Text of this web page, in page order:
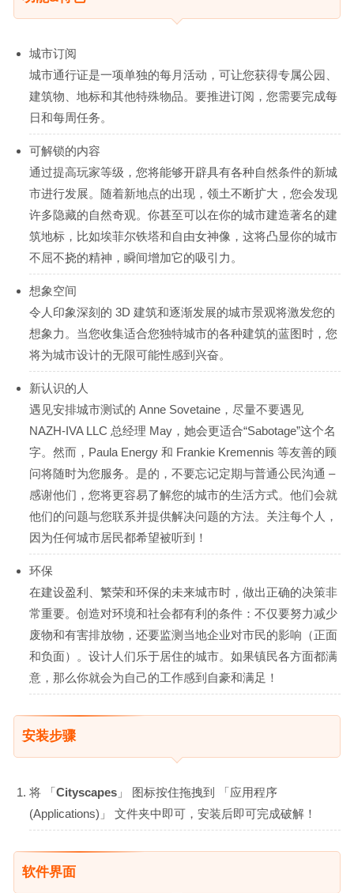
城市订阅
城市通行证是一项单独的每月活动，可让您获得专属公园、
建筑物、地标和其他特殊物品。要推进订阅，您需要完成每
日和每周任务。
可解锁的内容
通过提高玩家等级，您将能够开辟具有各种自然条件的新城
市进行发展。随着新地点的出现，领土不断扩大，您会发现
许多隐藏的自然奇观。你甚至可以在你的城市建造著名的建
筑地标，比如埃菲尔铁塔和自由女神像，这将凸显你的城市
不屈不挠的精神，瞬间增加它的吸引力。
想象空间
令人印象深刻的 3D 建筑和逐渐发展的城市景观将激发您的
想象力。当您收集适合您独特城市的各种建筑的蓝图时，您
将为城市设计的无限可能性感到兴奋。
新认识的人
遇见安排城市测试的 Anne Sovetaine，尽量不要遇见
NAZH-IVA LLC 总经理 May，她会更适合“Sabotage”这个名
字。然而，Paula Energy 和 Frankie Kremennis 等友善的顾
问将随时为您服务。是的，不要忘记定期与普通公民沟通 –
感谢他们，您将更容易了解您的城市的生活方式。他们会就
他们的问题与您联系并提供解决问题的方法。关注每个人，
因为任何城市居民都希望被听到！
环保
在建设盈利、繁荣和环保的未来城市时，做出正确的决策非
常重要。创造对环境和社会都有利的条件：不仅要努力减少
废物和有害排放物，还要监测当地企业对市民的影响（正面
和负面）。设计人们乐于居住的城市。如果镇民各方面都满
意，那么你就会为自己的工作感到自豪和满足！
安装步骤
将 「Cityscapes 」 图标按住拖拽到 「应用程序
(Applications)」 文件夹中即可，安装后即可完成破解！
软件界面